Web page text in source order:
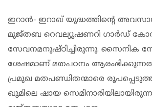
ഇറാന്‍- ഇറാഖ് യുദ്ധത്തിന്റെ
മുജ്തബ റെവല്യൂഷണറി ഗാര്‍ഡ്
സേവനമനുഷ്ഠിച്ചിരുന്നു. സൈനിക
ശേഷമാണ് മതപഠനം
പ്രമുഖ മതപണ്ഡിതന്മാരെ
ഖൂമിലെ ഷായ